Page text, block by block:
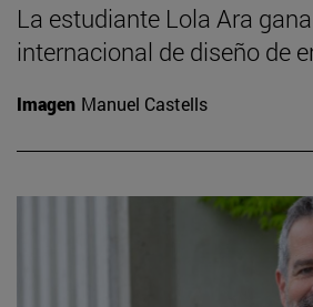
La estudiante Lola Ara
internacional de diseño de
Imagen Manuel Castells